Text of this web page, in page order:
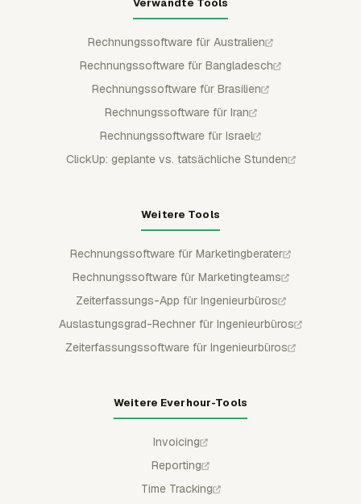
Verwandte Tools
Rechnungssoftware für Australien
Rechnungssoftware für Bangladesch
Rechnungssoftware für Brasilien
Rechnungssoftware für Iran
Rechnungssoftware für Israel
ClickUp: geplante vs. tatsächliche Stunden
Weitere Tools
Rechnungssoftware für Marketingberater
Rechnungssoftware für Marketingteams
Zeiterfassungs-App für Ingenieurbüros
Auslastungsgrad-Rechner für Ingenieurbüros
Zeiterfassungssoftware für Ingenieurbüros
Weitere Everhour-Tools
Invoicing
Reporting
Time Tracking